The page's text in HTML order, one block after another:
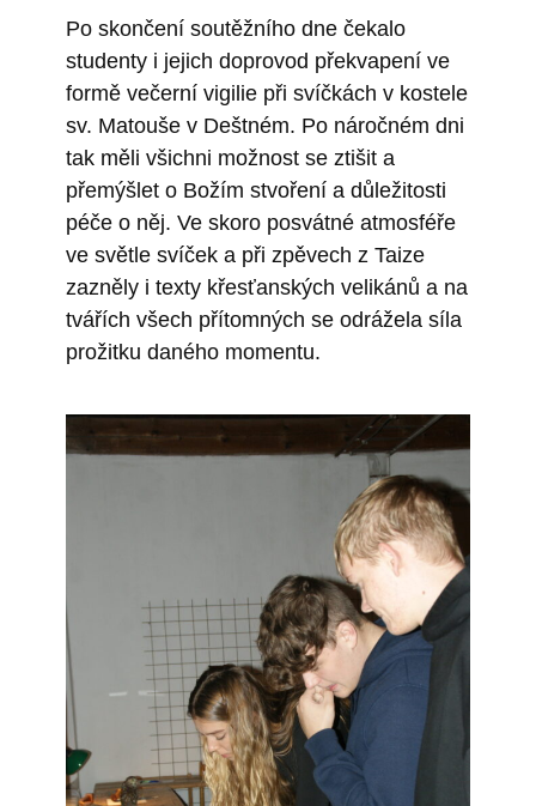
Po skončení soutěžního dne čekalo
studenty i jejich doprovod překvapení ve
formě večerní vigilie při svíčkách v kostele
sv. Matouše v Deštném. Po náročném dni
tak měli všichni možnost se ztišit a
přemýšlet o Božím stvoření a důležitosti
péče o něj. Ve skoro posvátné atmosféře
ve světle svíček a při zpěvech z Taize
zazněly i texty křesťanských velikánů a na
tvářích všech přítomných se odrážela síla
prožitku daného momentu.